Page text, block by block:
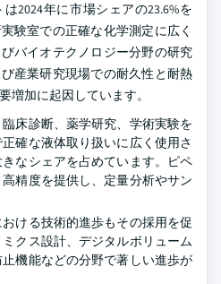
2024年に市場シェアの23.6%を
験室での正確な化学測定に広く
バイオテクノロジー分野の研究
産業研究現場での耐久性と耐熱
増加に起因しています。
床診断、薬学研究、学術実験を
確な液体取り扱いに広く使用さ
なシェアを占めています。ピペ
精度を提供し、定量分析やサン
ける技術的進歩もその採用を促
クス設計、デジタルボリューム
機能などの分野で著しい進歩が